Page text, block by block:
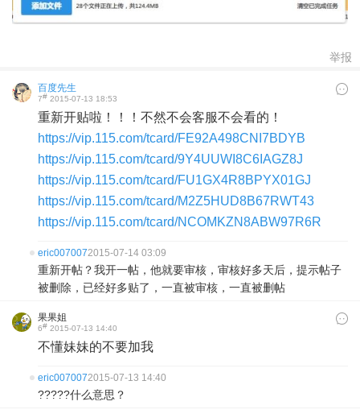
举报
百度先生
7# 2015-07-13 18:53
重新开贴啦！！！不然不会客服不会看的！
https://vip.115.com/tcard/FE92A498CNI7BDYB
https://vip.115.com/tcard/9Y4UUWI8C6IAGZ8J
https://vip.115.com/tcard/FU1GX4R8BPYX01GJ
https://vip.115.com/tcard/M2Z5HUD8B67RWT43
https://vip.115.com/tcard/NCOMKZN8ABW97R6R
eric0070072015-07-14 03:09
重新开帖？我开一帖，他就要审核，审核好多天后，提示帖子
被删除，已经好多贴了，一直被审核，一直被删帖
果果姐
6# 2015-07-13 14:40
不懂妹妹的不要加我
eric0070072015-07-13 14:40
?????什么意思？